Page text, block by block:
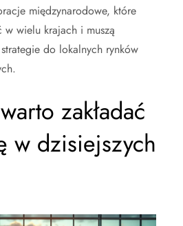
międzynarodowe, które
w wielu krajach i muszą
do lokalnych rynków
zakładać
w dzisiejszych